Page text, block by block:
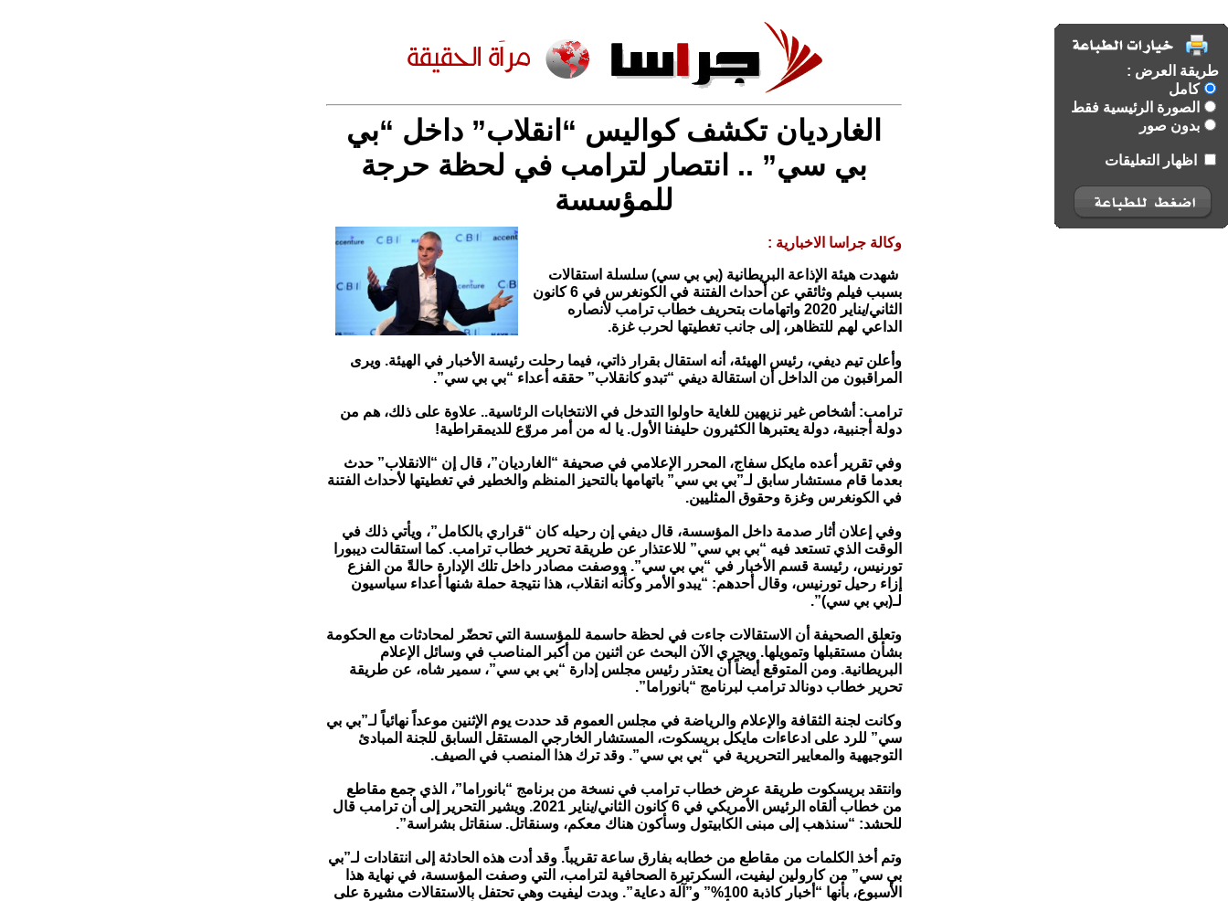
طريقة العرض :
كامل
الصورة الرئيسية فقط
بدون صور
اظهار التعليقات
الغارديان تكشف كواليس “انقلاب” داخل “بي
بي سي” .. انتصار لترامب في لحظة حرجة
للمؤسسة
وكالة جراسا الاخبارية :
شهدت هيئة الإذاعة البريطانية (بي بي سي) سلسلة استقالات
بسبب فيلم وثائقي عن أحداث الفتنة في الكونغرس في 6 كانون
الثاني/يناير 2020 واتهامات بتحريف خطاب ترامب لأنصاره
الداعي لهم للتظاهر، إلى جانب تغطيتها لحرب غزة.
وأعلن تيم ديفي، رئيس الهيئة، أنه استقال بقرار ذاتي، فيما رحلت رئيسة الأخبار في الهيئة. ويرى
المراقبون من الداخل أن استقالة ديفي “تبدو كانقلاب” حققه أعداء “بي بي سي”.
ترامب: أشخاص غير نزيهين للغاية حاولوا التدخل في الانتخابات الرئاسية.. علاوة على ذلك، هم من
دولة أجنبية، دولة يعتبرها الكثيرون حليفنا الأول. يا له من أمر مروّع للديمقراطية!
وفي تقرير أعده مايكل سفاج، المحرر الإعلامي في صحيفة “الغارديان”، قال إن “الانقلاب” حدث
بعدما قام مستشار سابق لـ”بي بي سي” باتهامها بالتحيز المنظم والخطير في تغطيتها لأحداث الفتنة
في الكونغرس وغزة وحقوق المثليين.
وفي إعلان أثار صدمة داخل المؤسسة، قال ديفي إن رحيله كان “قراري بالكامل”، ويأتي ذلك في
الوقت الذي تستعد فيه “بي بي سي” للاعتذار عن طريقة تحرير خطاب ترامب. كما استقالت ديبورا
تورنيس، رئيسة قسم الأخبار في “بي بي سي”. ووصفت مصادر داخل تلك الإدارة حالةً من الفزع
إزاء رحيل تورنيس، وقال أحدهم: “يبدو الأمر وكأنه انقلاب، هذا نتيجة حملة شنها أعداء سياسيون
لـ(بي بي سي)”.
وتعلق الصحيفة أن الاستقالات جاءت في لحظة حاسمة للمؤسسة التي تحضّر لمحادثات مع الحكومة
بشأن مستقبلها وتمويلها. ويجري الآن البحث عن اثنين من أكبر المناصب في وسائل الإعلام
البريطانية. ومن المتوقع أيضاً أن يعتذر رئيس مجلس إدارة “بي بي سي”، سمير شاه، عن طريقة
تحرير خطاب دونالد ترامب لبرنامج “بانوراما”.
وكانت لجنة الثقافة والإعلام والرياضة في مجلس العموم قد حددت يوم الإثنين موعداً نهائياً لـ”بي بي
سي” للرد على ادعاءات مايكل بريسكوت، المستشار الخارجي المستقل السابق للجنة المبادئ
التوجيهية والمعايير التحريرية في “بي بي سي”. وقد ترك هذا المنصب في الصيف.
وانتقد بريسكوت طريقة عرض خطاب ترامب في نسخة من برنامج “بانوراما”، الذي جمع مقاطع
من خطاب ألقاه الرئيس الأمريكي في 6 كانون الثاني/يناير 2021. ويشير التحرير إلى أن ترامب قال
للحشد: “سنذهب إلى مبنى الكابيتول وسأكون هناك معكم، وسنقاتل. سنقاتل بشراسة”.
وتم أخذ الكلمات من مقاطع من خطابه بفارق ساعة تقريباً. وقد أدت هذه الحادثة إلى انتقادات لـ”بي
بي سي” من كارولين ليفيت، السكرتيرة الصحافية لترامب، التي وصفت المؤسسة، في نهاية هذا
الأسبوع، بأنها “أخبار كاذبة 100%” و”آلة دعاية”. وبدت ليفيت وهي تحتفل بالاستقالات مشيرة على